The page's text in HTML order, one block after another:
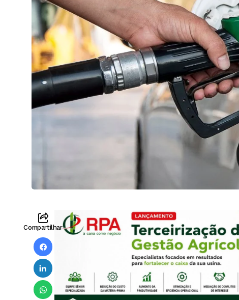
Compartilhar